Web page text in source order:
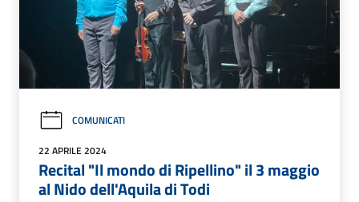
COMUNICATI
22 APRILE 2024
Recital "Il mondo di Ripellino" il 3 maggio
al Nido dell'Aquila di Todi